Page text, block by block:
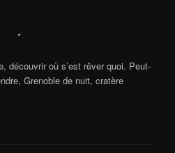
*
découvrir où s’est rêver quoi. Peut-
Grenoble de nuit, cratère